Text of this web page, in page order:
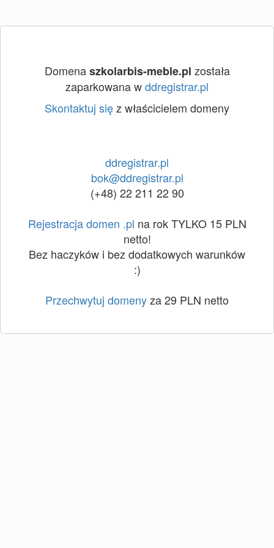
Domenaszkolarbis-meble.pl została
zaparkowana wddregistrar.pl
Skontaktuj sięz właścicielem domeny
ddregistrar.pl
bok@ddregistrar.pl
(+48) 22 211 22 90
Rejestracja domen .pl na rok TYLKO 15 PLN
netto!
Bez haczyków i bez dodatkowych warunków
:)
Przechwytuj domenyza 29 PLN netto